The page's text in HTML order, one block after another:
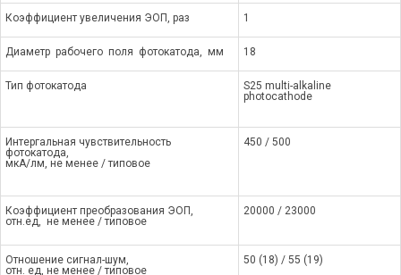
Коэффициент увеличения ЭОП, раз 1
Диаметр рабочего поля фотокатода, мм 18
Тип фотокатода
S25 multi-alkaline
photocathode
Интергальная чувствительность
фотокатода,
мкА/лм, не менее / типовое
450 / 500
Коэффициент преобразования ЭОП,
отн.ед, не менее / типовое
20000 / 23000
Отношение сигнал-шум,
отн. ед, не менее / типовое
50 (18) / 55 (19)